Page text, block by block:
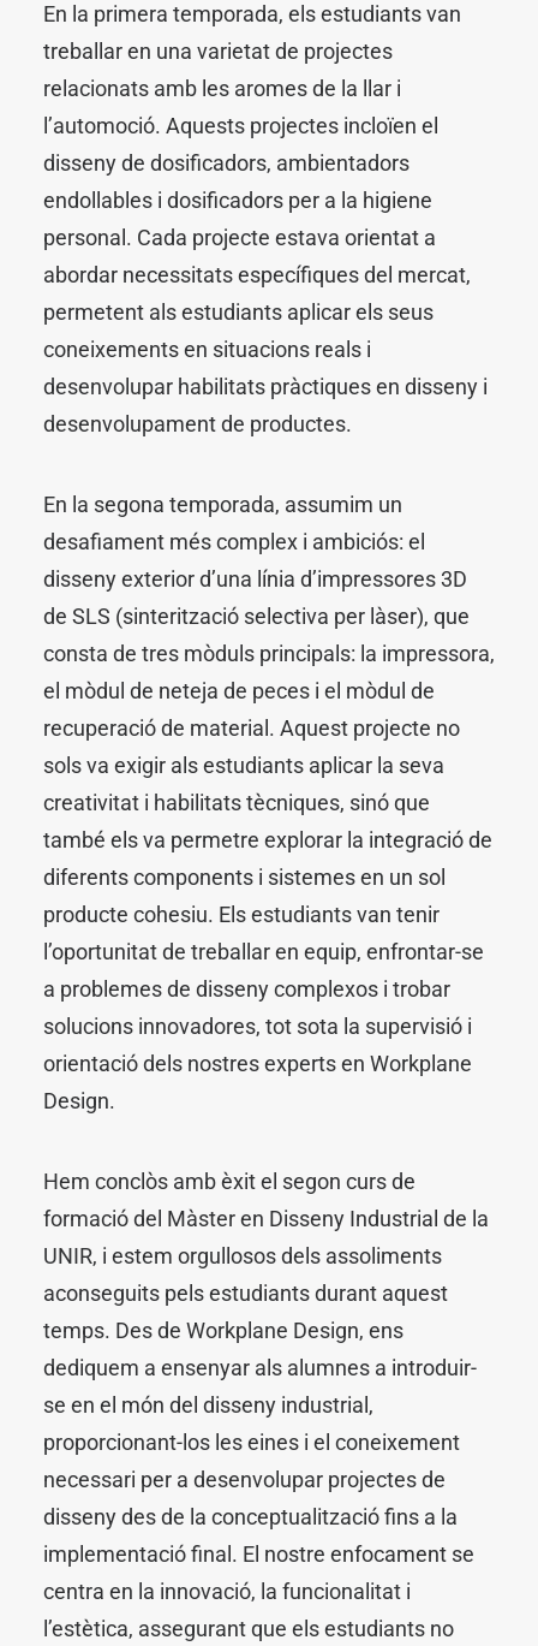
SEARCH
En la primera temporada, els estudiants van
treballar en una varietat de projectes
relacionats amb les aromes de la llar i
l’automoció. Aquests projectes incloïen el
disseny de dosificadors, ambientadors
endollables i dosificadors per a la higiene
personal. Cada projecte estava orientat a
abordar necessitats específiques del mercat,
permetent als estudiants aplicar els seus
coneixements en situacions reals i
desenvolupar habilitats pràctiques en disseny i
desenvolupament de productes.
En la segona temporada, assumim un
desafiament més complex i ambiciós: el
disseny exterior d’una línia d’impressores 3D
de SLS (sinterització selectiva per làser), que
consta de tres mòduls principals: la impressora,
el mòdul de neteja de peces i el mòdul de
recuperació de material. Aquest projecte no
sols va exigir als estudiants aplicar la seva
creativitat i habilitats tècniques, sinó que
també els va permetre explorar la integració de
diferents components i sistemes en un sol
producte cohesiu. Els estudiants van tenir
l’oportunitat de treballar en equip, enfrontar-se
a problemes de disseny complexos i trobar
solucions innovadores, tot sota la supervisió i
orientació dels nostres experts en Workplane
Design.
Hem conclòs amb èxit el segon curs de
formació del Màster en Disseny Industrial de la
UNIR, i estem orgullosos dels assoliments
aconseguits pels estudiants durant aquest
temps. Des de Workplane Design, ens
dediquem a ensenyar als alumnes a introduir-
se en el món del disseny industrial,
proporcionant-los les eines i el coneixement
necessari per a desenvolupar projectes de
disseny des de la conceptualització fins a la
implementació final. El nostre enfocament se
centra en la innovació, la funcionalitat i
l’estètica, assegurant que els estudiants no